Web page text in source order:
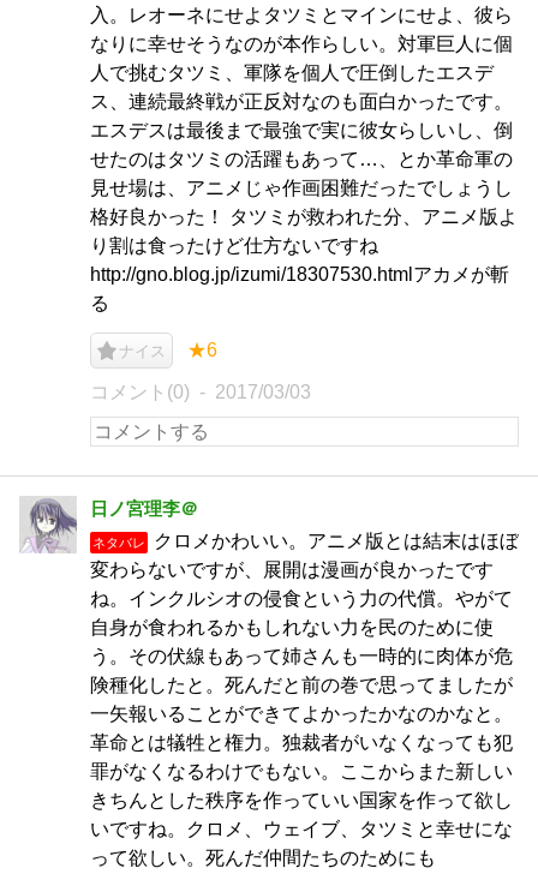
入。レオーネにせよタツミとマインにせよ、彼ら
なりに幸せそうなのが本作らしい。対軍巨人に個
人で挑むタツミ、軍隊を個人で圧倒したエスデ
ス、連続最終戦が正反対なのも面白かったです。
エスデスは最後まで最強で実に彼女らしいし、倒
せたのはタツミの活躍もあって…、とか革命軍の
見せ場は、アニメじゃ作画困難だったでしょうし
格好良かった！ タツミが救われた分、アニメ版よ
り割は食ったけど仕方ないですね
http://gno.blog.jp/izumi/18307530.htmlアカメが斬
る
ナイス ★6
コメント(0) 2017/03/03
日ノ宮理李＠
ネタバレ
クロメかわいい。アニメ版とは結末はほぼ
変わらないですが、展開は漫画が良かったです
ね。インクルシオの侵食という力の代償。やがて
自身が食われるかもしれない力を民のために使
う。その伏線もあって姉さんも一時的に肉体が危
険種化したと。死んだと前の巻で思ってましたが
一矢報いることができてよかったかなのかなと。
革命とは犠牲と権力。独裁者がいなくなっても犯
罪がなくなるわけでもない。ここからまた新しい
きちんとした秩序を作っていい国家を作って欲し
いですね。クロメ、ウェイブ、タツミと幸せにな
って欲しい。死んだ仲間たちのためにも